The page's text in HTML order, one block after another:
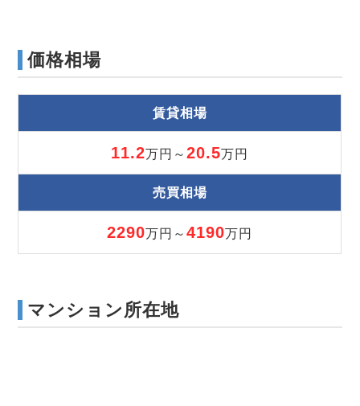
価格相場
賃貸相場
11.2万円～20.5万円
売買相場
2290万円～4190万円
マンション所在地